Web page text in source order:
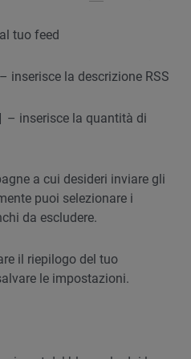
tuo feed
– inserisce la descrizione RSS
– inserisce la quantità di
a cui desideri inviare gli
puoi selezionare i
da escludere.
il riepilogo del tuo
le impostazioni.